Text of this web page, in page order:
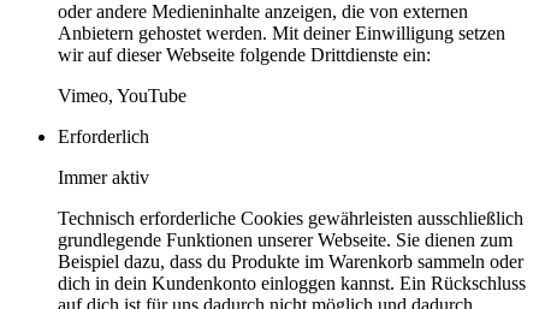
oder andere Medieninhalte anzeigen, die von externen
Anbietern gehostet werden. Mit deiner Einwilligung setzen
wir auf dieser Webseite folgende Drittdienste ein:
Vimeo, YouTube
Erforderlich
Immer aktiv
Technisch erforderliche Cookies gewährleisten ausschließlich
grundlegende Funktionen unserer Webseite. Sie dienen zum
Beispiel dazu, dass du Produkte im Warenkorb sammeln oder
dich in dein Kundenkonto einloggen kannst. Ein Rückschluss
auf dich ist für uns dadurch nicht möglich und dadurch